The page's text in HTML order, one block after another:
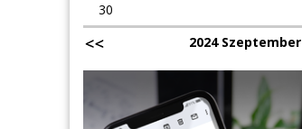
30
2024 Szeptember